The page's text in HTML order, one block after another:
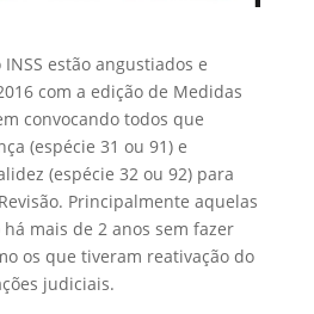
estão angustiados e
com a edição de Medidas
convocando todos que
(espécie 31 ou 91) e
(espécie 32 ou 92) para
Principalmente aquelas
mais de 2 anos sem fazer
os que tiveram reativação do
judiciais.